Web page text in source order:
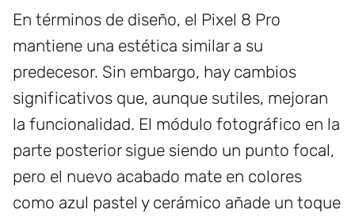
En términos de diseño, el Pixel 8 Pro
mantiene una estética similar a su
predecesor. Sin embargo, hay cambios
significativos que, aunque sutiles, mejoran
la funcionalidad. El módulo fotográfico en la
parte posterior sigue siendo un punto focal,
pero el nuevo acabado mate en colores
como azul pastel y cerámico añade un toque